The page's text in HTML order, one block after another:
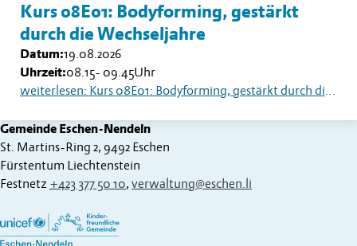
Kurs 08E01: Bodyforming, gestärkt
durch die Wechseljahre
Datum:19.08.2026
Uhrzeit:08.15- 09.45Uhr
weiterlesen: Kurs 08E01: Bodyforming, gestärkt durch die Wechseljahre
Gemeinde Eschen-Nendeln
St. Martins-Ring 2, 9492 Eschen
Fürstentum Liechtenstein
Festnetz +423 377 50 10, verwaltung@eschen.li